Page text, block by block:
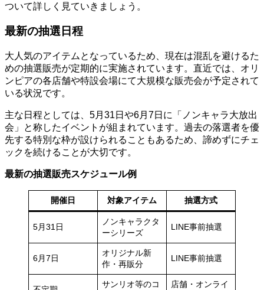
ついて詳しく見ていきましょう。
最新の抽選日程
大人気のアイテムとなっているため、現在は混乱を避けるた
めの抽選販売が定期的に実施されています。直近では、オリ
ンピアの各店舗や特設会場にて大規模な販売会が予定されて
いる状況です。
主な日程としては、5月31日や6月7日に「ノンキャラ大放出
会」と称したイベントが組まれています。過去の落選者を優
先する特別な枠が設けられることもあるため、諦めずにチェ
ックを続けることが大切です。
最新の抽選販売スケジュール例
開催日 対象アイテム 抽選方式
5月31日
ノンキャラクタ
ーシリーズ
LINE事前抽選
6月7日
オリジナル新
作・再販分
LINE事前抽選
サンリオ等のコ
店舗・オンライ